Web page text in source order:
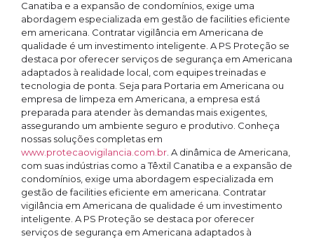
Canatiba e a expansão de condomínios, exige uma
abordagem especializada em gestão de facilities eficiente
em americana. Contratar vigilância em Americana de
qualidade é um investimento inteligente. A PS Proteção se
destaca por oferecer serviços de segurança em Americana
adaptados à realidade local, com equipes treinadas e
tecnologia de ponta. Seja para Portaria em Americana ou
empresa de limpeza em Americana, a empresa está
preparada para atender às demandas mais exigentes,
assegurando um ambiente seguro e produtivo. Conheça
nossas soluções completas em
www.protecaovigilancia.com.br . A dinâmica de Americana,
com suas indústrias como a Têxtil Canatiba e a expansão de
condomínios, exige uma abordagem especializada em
gestão de facilities eficiente em americana. Contratar
vigilância em Americana de qualidade é um investimento
inteligente. A PS Proteção se destaca por oferecer
serviços de segurança em Americana adaptados à